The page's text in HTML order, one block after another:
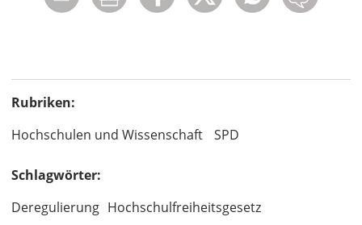
Rubriken:
Hochschulen und Wissenschaft
SPD
Schlagwörter:
Deregulierung Hochschulfreiheitsgesetz